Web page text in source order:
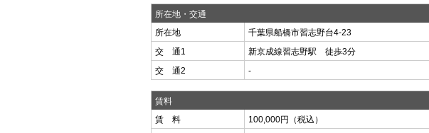
所在地・交通
所在地
千葉県船橋市習志野台4-23
交 通1
新京成線習志野駅 徒歩3分
交 通2
-
賃料
賃 料
100,000円（税込）